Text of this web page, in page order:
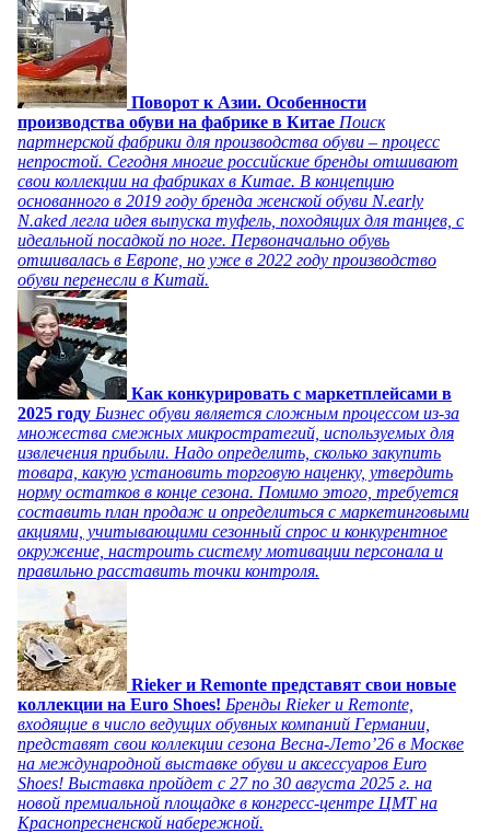
Поворот к Азии. Особенности
производства обуви на фабрике в Китае Поиск
партнерской фабрики для производства обуви – процесс
непростой. Сегодня многие российские бренды отшивают
свои коллекции на фабриках в Китае. В концепцию
основанного в 2019 году бренда женской обуви N.early
N.aked легла идея выпуска туфель, походящих для танцев, с
идеальной посадкой по ноге. Первоначально обувь
отшивалась в Европе, но уже в 2022 году производство
обуви перенесли в Китай.
Как конкурировать с маркетплейсами в
2025 году Бизнес обуви является сложным процессом из-за
множества смежных микростратегий, используемых для
извлечения прибыли. Надо определить, сколько закупить
товара, какую установить торговую наценку, утвердить
норму остатков в конце сезона. Помимо этого, требуется
составить план продаж и определиться с маркетинговыми
акциями, учитывающими сезонный спрос и конкурентное
окружение, настроить систему мотивации персонала и
правильно расставить точки контроля.
Rieker и Remonte представят свои новые
коллекции на Euro Shoes! Бренды Rieker и Remonte,
входящие в число ведущих обувных компаний Германии,
представят свои коллекции сезона Весна-Лето’26 в Москве
на международной выставке обуви и аксессуаров Euro
Shoes! Выставка пройдет c 27 по 30 августа 2025 г. на
новой премиальной площадке в конгресс-центре ЦМТ на
Краснопресненской набережной.